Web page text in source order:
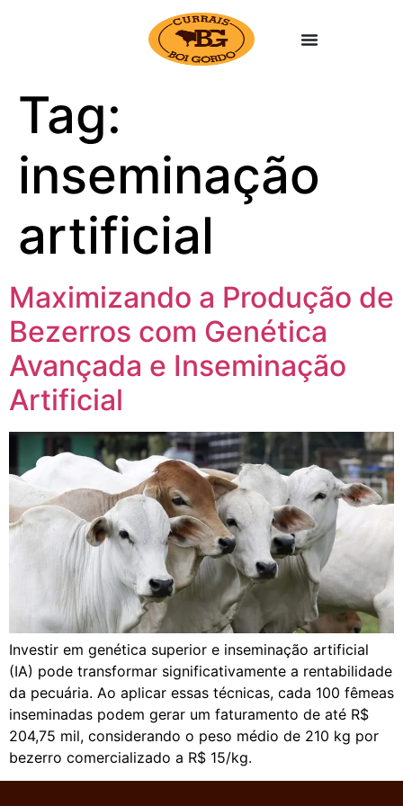
Tag:
inseminação
artificial
Maximizando a Produção de
Bezerros com Genética
Avançada e Inseminação
Artificial
Investir em genética superior e inseminação artificial
(IA) pode transformar significativamente a rentabilidade
da pecuária. Ao aplicar essas técnicas, cada 100 fêmeas
inseminadas podem gerar um faturamento de até R$
204,75 mil, considerando o peso médio de 210 kg por
bezerro comercializado a R$ 15/kg.